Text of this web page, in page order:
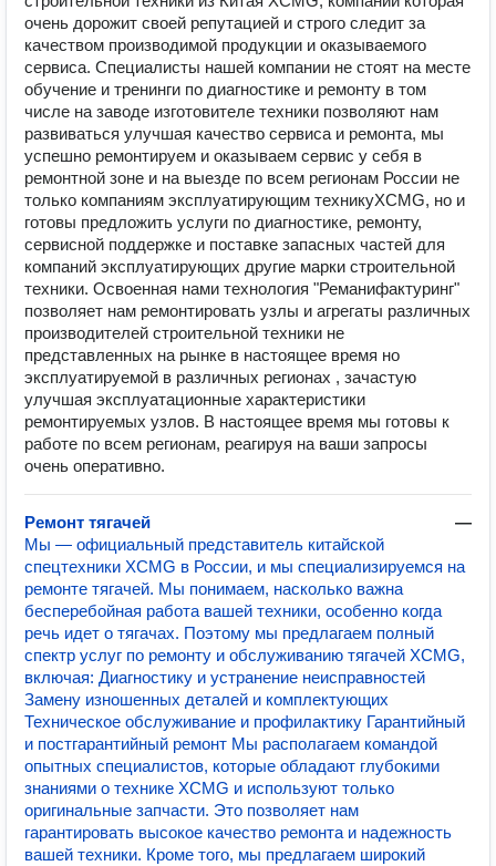
очень дорожит своей репутацией и строго следит за
качеством производимой продукции и оказываемого
сервиса. Специалисты нашей компании не стоят на месте
обучение и тренинги по диагностике и ремонту в том
числе на заводе изготовителе техники позволяют нам
развиваться улучшая качество сервиса и ремонта, мы
успешно ремонтируем и оказываем сервис у себя в
ремонтной зоне и на выезде по всем регионам России не
только компаниям эксплуатирующим техникуXCMG, но и
готовы предложить услуги по диагностике, ремонту,
сервисной поддержке и поставке запасных частей для
компаний эксплуатирующих другие марки строительной
техники. Освоенная нами технология "Реманифактуринг"
позволяет нам ремонтировать узлы и агрегаты различных
производителей строительной техники не
представленных на рынке в настоящее время но
эксплуатируемой в различных регионах , зачастую
улучшая эксплуатационные характеристики
ремонтируемых узлов. В настоящее время мы готовы к
работе по всем регионам, реагируя на ваши запросы
очень оперативно.
Ремонт тягачей
—
Мы — официальный представитель китайской
спецтехники XCMG в России, и мы специализируемся на
ремонте тягачей. Мы понимаем, насколько важна
бесперебойная работа вашей техники, особенно когда
речь идет о тягачах. Поэтому мы предлагаем полный
спектр услуг по ремонту и обслуживанию тягачей XCMG,
включая: Диагностику и устранение неисправностей
Замену изношенных деталей и комплектующих
Техническое обслуживание и профилактику Гарантийный
и постгарантийный ремонт Мы располагаем командой
опытных специалистов, которые обладают глубокими
знаниями о технике XCMG и используют только
оригинальные запчасти. Это позволяет нам
гарантировать высокое качество ремонта и надежность
вашей техники. Кроме того, мы предлагаем широкий